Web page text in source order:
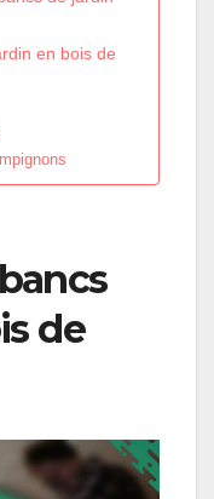
en bois de
de